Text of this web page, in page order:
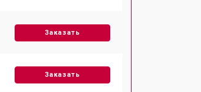
Заказать
Заказать